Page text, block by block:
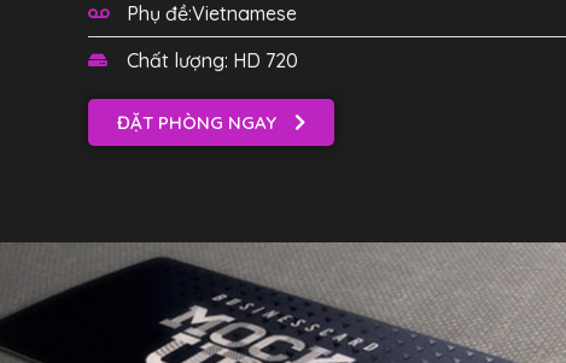
Phụ đề:Vietnamese
Chất lượng: HD 720
ĐẶT PHÒNG NGAY